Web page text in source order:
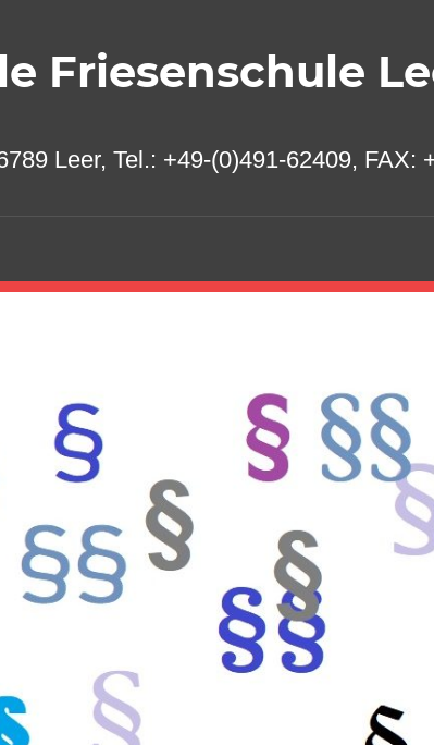
Friesenschule
Leer, Tel.: +49-(0)491-62409,